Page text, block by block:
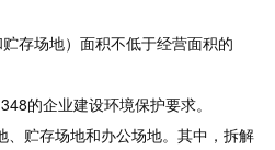
存场地）面积不低于经营面积的
的企业建设环境保护要求。
贮存场地和办公场地。其中，拆解